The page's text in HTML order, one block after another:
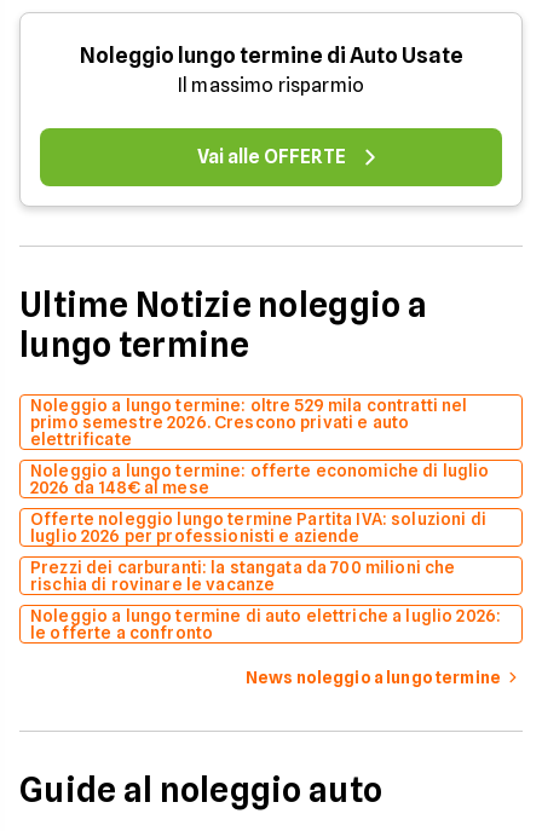
Noleggio lungo termine di Auto Usate
Il massimo risparmio
Vai alle OFFERTE
Ultime Notizie noleggio a
lungo termine
Noleggio a lungo termine: oltre 529 mila contratti nel
primo semestre 2026. Crescono privati e auto
elettrificate
Noleggio a lungo termine: offerte economiche di luglio
2026 da 148€ al mese
Offerte noleggio lungo termine Partita IVA: soluzioni di
luglio 2026 per professionisti e aziende
Prezzi dei carburanti: la stangata da 700 milioni che
rischia di rovinare le vacanze
Noleggio a lungo termine di auto elettriche a luglio 2026:
le offerte a confronto
News noleggio a lungo termine
Guide al noleggio auto